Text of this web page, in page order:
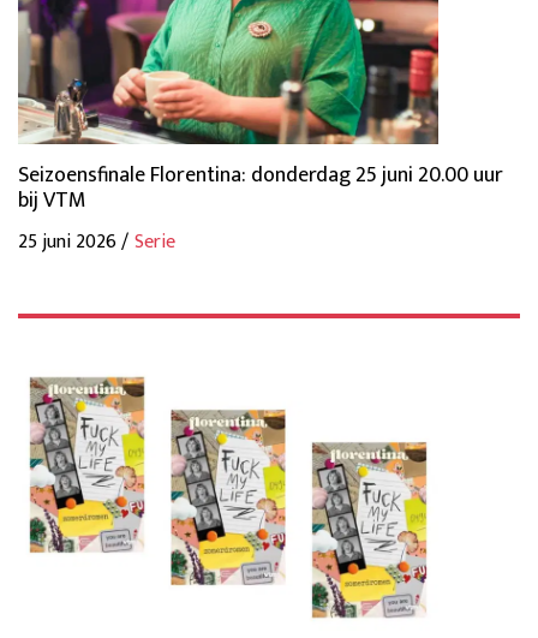
Seizoensfinale Florentina: donderdag 25 juni 20.00 uur
bij VTM
25 juni 2026 /Serie